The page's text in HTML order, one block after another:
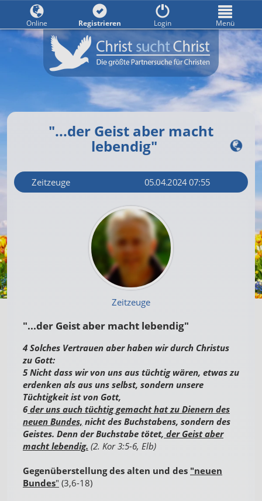
"...der Geist aber macht
lebendig"
Zeitzeuge 05.04.2024 07:55
Zeitzeuge
"...der Geist aber macht lebendig"
4 Solches Vertrauen aber haben wir durch Christus
zu Gott:
5 Nicht dass wir von uns aus tüchtig wären, etwas zu
erdenken als aus uns selbst, sondern unsere
Tüchtigkeit ist von Gott,
6der uns auch tüchtig gemacht hat zu Dienern des
neuen Bundes, nicht des Buchstabens, sondern des
Geistes. Denn der Buchstabe tötet, der Geist aber
macht lebendig. (2. Kor 3:5-6, Elb)
Gegenüberstellung des alten und des "neuen
Bundes" (3,6-18)
Online Registrieren Login Menü